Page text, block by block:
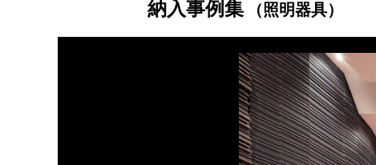
納入事例集 （照明器具）